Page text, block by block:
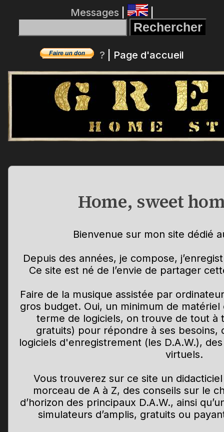
Messages |
? Page d'accueil
Home, sweet
Bienvenue sur mon site dédié
Depuis des années, je compose,
Ce site est né de l’envie de partager
Faire de la musique assistée par
gros budget. Oui, un minimum de
terme de logiciels, on trouve de tout à
gratuits) pour répondre à ses besoins,
logiciels d'enregistrement (les D.A.W.),
virtuels.
Vous trouverez sur ce site un
morceau de A à Z, des conseils sur le
d’horizon des principaux D.A.W., ainsi
simulateurs d’amplis, gratuits ou